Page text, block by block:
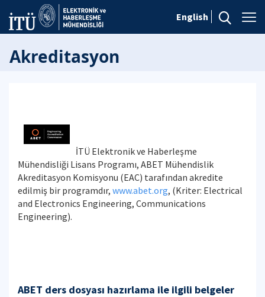
English
Akreditasyon
İTÜ Elektronik ve Haberleşme
Mühendisliği Lisans Programı, ABET Mühendislik
Akreditasyon Komisyonu (EAC) tarafından akredite
edilmiş bir programdır, www.abet.org, (Kriter: Electrical
and Electronics Engineering, Communications
Engineering).
ABET ders dosyası hazırlama ile ilgili belgeler